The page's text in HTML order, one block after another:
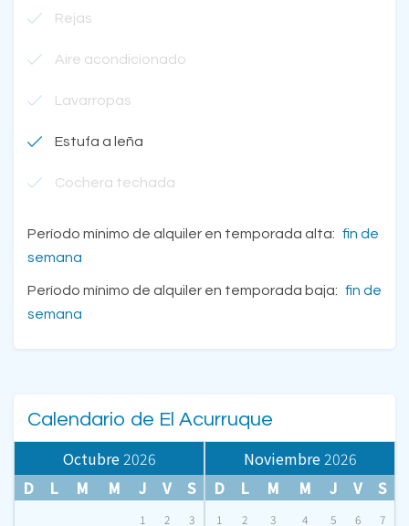
Rejas
Aire acondicionado
Lavarropas
Estufa a leña
Cochera techada
Período mínimo de alquiler en temporada alta: fin de
semana
Período mínimo de alquiler en temporada baja: fin de
semana
Calendario de El Acurruque
Octubre2026
D
L M M J V S
1 2 3
Noviembre2026
D
L M M J V S
1 2 3 4 5 6 7